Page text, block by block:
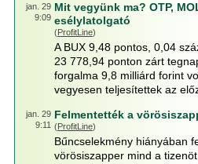
jan. 29
9:09
Mit vegyünk ma? OTP,
esélylatolgató
(ProfitLine)
A BUX 9,48 pontos, 0,04
23 778,94 ponton zárt
forgalma 9,8 milliárd forint
vegyesen teljesítettek az
jan. 29
9:11
Felmentették a
(ProfitLine)
Bűncselekmény hiányában
vörösiszapper mind a